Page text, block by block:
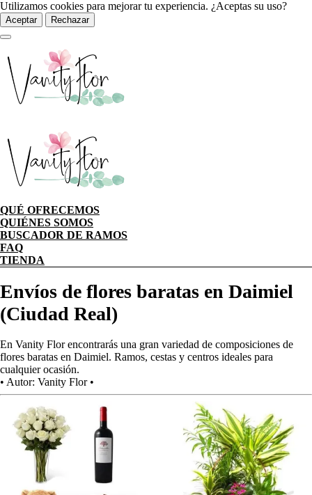
Utilizamos cookies para mejorar tu experiencia. ¿Aceptas su uso?
Aceptar Rechazar
QUÉ OFRECEMOS
QUIÉNES SOMOS
BUSCADOR DE RAMOS
FAQ
TIENDA
Envíos de flores baratas en Daimiel
(Ciudad Real)
En Vanity Flor encontrarás una gran variedad de composiciones de
flores baratas en Daimiel. Ramos, cestas y centros ideales para
cualquier ocasión.
• Autor: Vanity Flor •